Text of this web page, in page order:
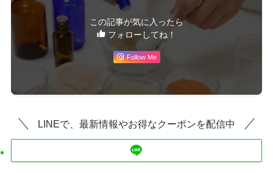
この記事が気に入ったら
フォローしてね！
Follow Me
LINEで、最新情報やお得なクーポンを配信中